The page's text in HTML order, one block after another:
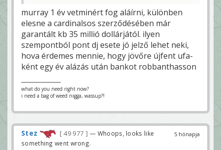
murray 1 év vetminért fog aláírni, különben
elesne a cardinalsos szerződésében már
garantált kb 35 millió dollárjától. ilyen
szempontból pont dj esete jó jelző lehet neki,
hova érdemes mennie, hogy jövőre újfent ufa-
ként egy év alázás után bankot robbanthasson
what do you need right now?
i need a bag of weed nigga, wassup?!
5 hónapja
Stez 49 977
— Whoops, looks like
something went wrong.